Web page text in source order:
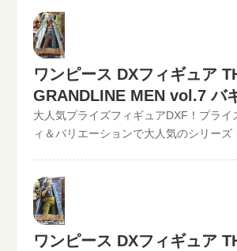
けます。下記のような入力方法でも仮買
す。といまる。開催中の買取キャンペー
コチラから↓かんたん買取査定の仮買取
たら、無料宅配キット申し込みフォーム
ださい。といまるから送料無料の宅配キ
ら、ダンボールに商品を詰めて、送るだ
ることなく、お売りになりたいものが売
取可能地域は、日本全国どこからでもお
す！買取査定価格の振込手数料など全て
封品or未開封）ご入力いただけます。下
法でも仮買取査定が可能です。といまる
キャンペーン情報
取中！！2022/06/07更新！《現在、各買
が遅れているものがありますが、ご依頼
は全て最新の相場で改めて買取査定致し
ください。》ワンピース DXフィギュア
GRANDLINE MEN vol.7 サンジ現在の買
（未開封の場合）◆◆◆◆◆◆◆◆◆◆◆
ピースDXフィギュアの最新買取価格はコ
査定金額に納得したら、無料宅配キット
ムからお申込みください。といまるから
キットが届いたら、ダンボールに商品を
け。自宅から出ることなく、お売りにな
ワンピース DXフィギュア
GRANDLINE MEN vol.7 バ
価格
大人気プライズフィギュアDXF！プライ
ィ＆バリエーションで大人気のシリーズ
取中！！2022/06/07更新！《現在、各買
が遅れているものがありますが、ご依頼
は全て最新の相場で改めて買取査定致し
ください。》ワンピース DXフィギュア
ワンピース DXフィギュア